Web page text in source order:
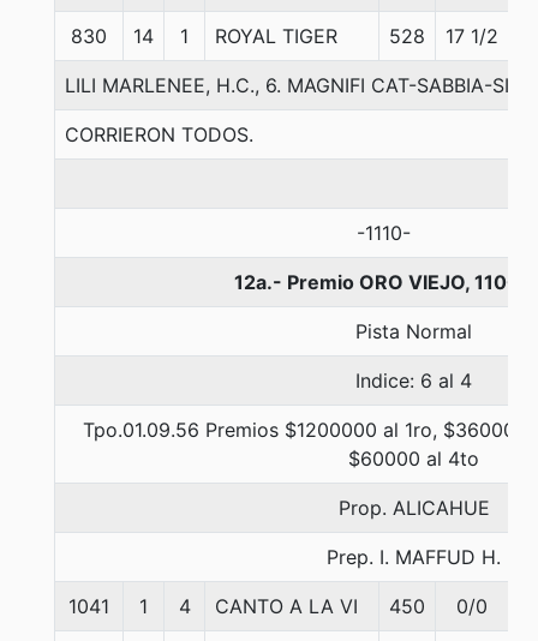
830 14 1 ROYAL TIGER 528 17 1/2
LILI MARLENEE, H.C., 6. MAGNIFI CAT-SABBIA-SIR
CORRIERON TODOS.
-1110-
12a.- Premio ORO VIEJO, 1100
Pista Normal
Indice: 6 al 4
Tpo.01.09.56 Premios $1200000 al 1ro,
$60000 al 4to
Prop. ALICAHUE
Prep. I. MAFFUD H.
1041 1 4 CANTO A LA VI 450 0/0